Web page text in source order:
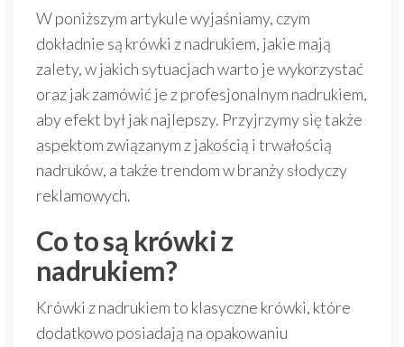
W poniższym artykule wyjaśniamy, czym
dokładnie są krówki z nadrukiem, jakie mają
zalety, w jakich sytuacjach warto je wykorzystać
oraz jak zamówić je z profesjonalnym nadrukiem,
aby efekt był jak najlepszy. Przyjrzymy się także
aspektom związanym z jakością i trwałością
nadruków, a także trendom w branży słodyczy
reklamowych.
Co to są krówki z
nadrukiem?
Krówki z nadrukiem to klasyczne krówki, które
dodatkowo posiadają na opakowaniu